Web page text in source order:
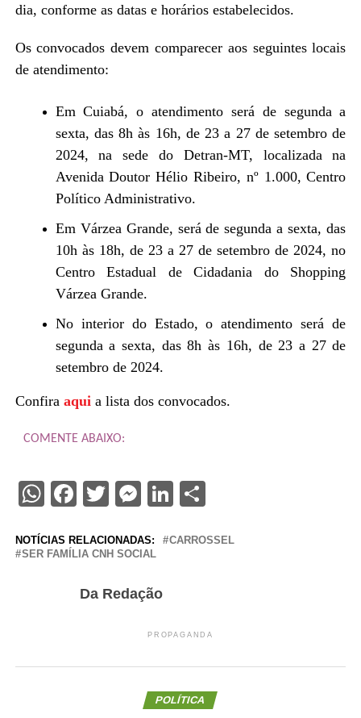
dia, conforme as datas e horários estabelecidos.
Os convocados devem comparecer aos seguintes locais
de atendimento:
Em Cuiabá, o atendimento será de segunda a
sexta, das 8h às 16h, de 23 a 27 de setembro de
2024, na sede do Detran-MT, localizada na
Avenida Doutor Hélio Ribeiro, nº 1.000, Centro
Político Administrativo.
Em Várzea Grande, será de segunda a sexta, das
10h às 18h, de 23 a 27 de setembro de 2024, no
Centro Estadual de Cidadania do Shopping
Várzea Grande.
No interior do Estado, o atendimento será de
segunda a sexta, das 8h às 16h, de 23 a 27 de
setembro de 2024.
Confira aqui a lista dos convocados.
COMENTE ABAIXO:
WhatsApp
Facebook
Twitter
Messenger
LinkedIn
Share
NOTÍCIAS RELACIONADAS:
CARROSSEL
SER FAMÍLIA CNH SOCIAL
Da Redação
PROPAGANDA
POLÍTICA